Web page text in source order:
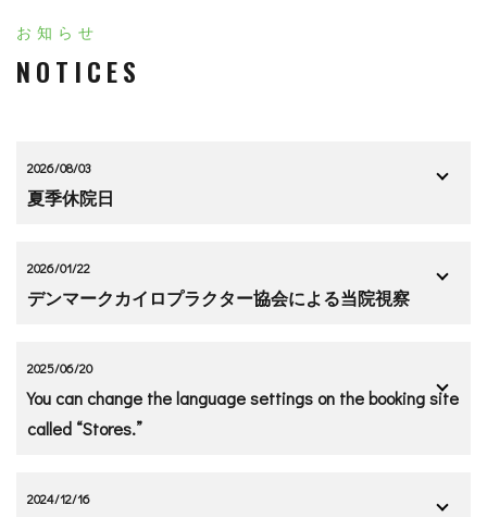
お知らせ
NOTICES
2026/08/03
夏季休院日
2026/01/22
デンマークカイロプラクター協会による当院視察
2025/06/20
You can change the language settings on the booking site
called “Stores.”
2024/12/16